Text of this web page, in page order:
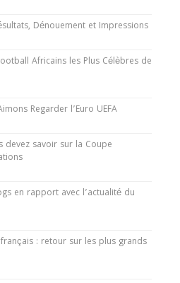
Dénouement et Impressions
Africains les Plus Célèbres de
Regarder l’Euro UEFA
devez savoir sur la Coupe
en rapport avec l’actualité du
: retour sur les plus grands